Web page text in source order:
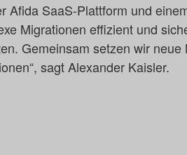
Afida SaaS-Plattform und
Migrationen effizient und
Gemeinsam setzen wir
sagt Alexander Kaisler.